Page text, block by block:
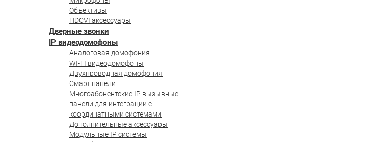
Объективы
HDCVI аксессуары
Дверные звонки
IP видеодомофоны
Аналоговая домофония
WI-FI видеодомофоны
Двухпроводная домофония
Смарт панели
Многоабонентские IP вызывные
панели для интеграции с
координатными системами
Дополнительные аксессуары
Модульные IP системы